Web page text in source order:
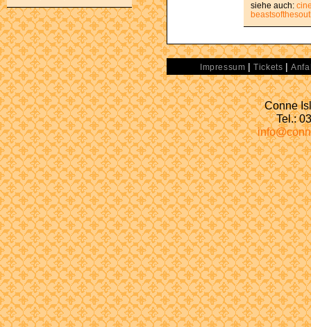
siehe auch:
Impressum |Tickets |
Conne
Tel.: